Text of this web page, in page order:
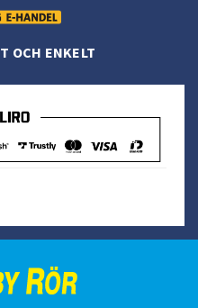
OCH ENKELT